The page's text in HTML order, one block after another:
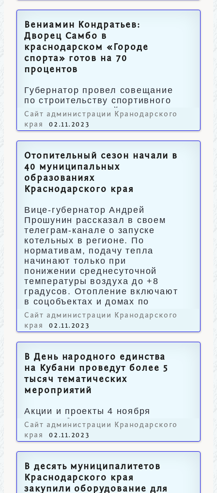
Вениамин Кондратьев:
Дворец Самбо в
краснодарском «Городе
спорта» готов на 70
процентов
Губернатор провел совещание
по строительству спортивного
кластера в краевой столице.
Сайт администрации Кранодарского
края
02.11.2023
Отопительный сезон начали в
40 муниципальных
образованиях
Краснодарского края
Вице-губернатор Андрей
Прошунин рассказал в своем
телеграм-канале о запуске
котельных в регионе. По
нормативам, подачу тепла
начинают только при
понижении среднесуточной
температуры воздуха до +8
градусов. Отопление включают
в соцобъектах и домах по
заявочному принципу.
Сайт администрации Кранодарского
края
02.11.2023
В День народного единства
на Кубани проведут более 5
тысяч тематических
мероприятий
Акции и проекты 4 ноября
охватят более 1,7 млн человек.
Сайт администрации Кранодарского
края
02.11.2023
В десять муниципалитетов
Краснодарского края
закупили оборудование для